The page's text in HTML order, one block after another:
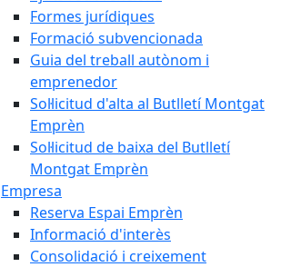
Formes jurídiques
Formació subvencionada
Guia del treball autònom i
emprenedor
Sol·licitud d'alta al Butlletí Montgat
Emprèn
Sol·licitud de baixa del Butlletí
Montgat Emprèn
Empresa
Reserva Espai Emprèn
Informació d'interès
Consolidació i creixement